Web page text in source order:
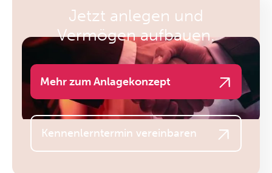
Jetzt anlegen und
Vermögen aufbauen.
Mehr zum Anlagekonzept
Kennenlerntermin vereinbaren